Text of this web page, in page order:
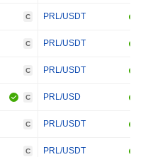
C PRL/USDT
C PRL/USDT
C PRL/USDT
C PRL/USD
C PRL/USDT
C PRL/USDT